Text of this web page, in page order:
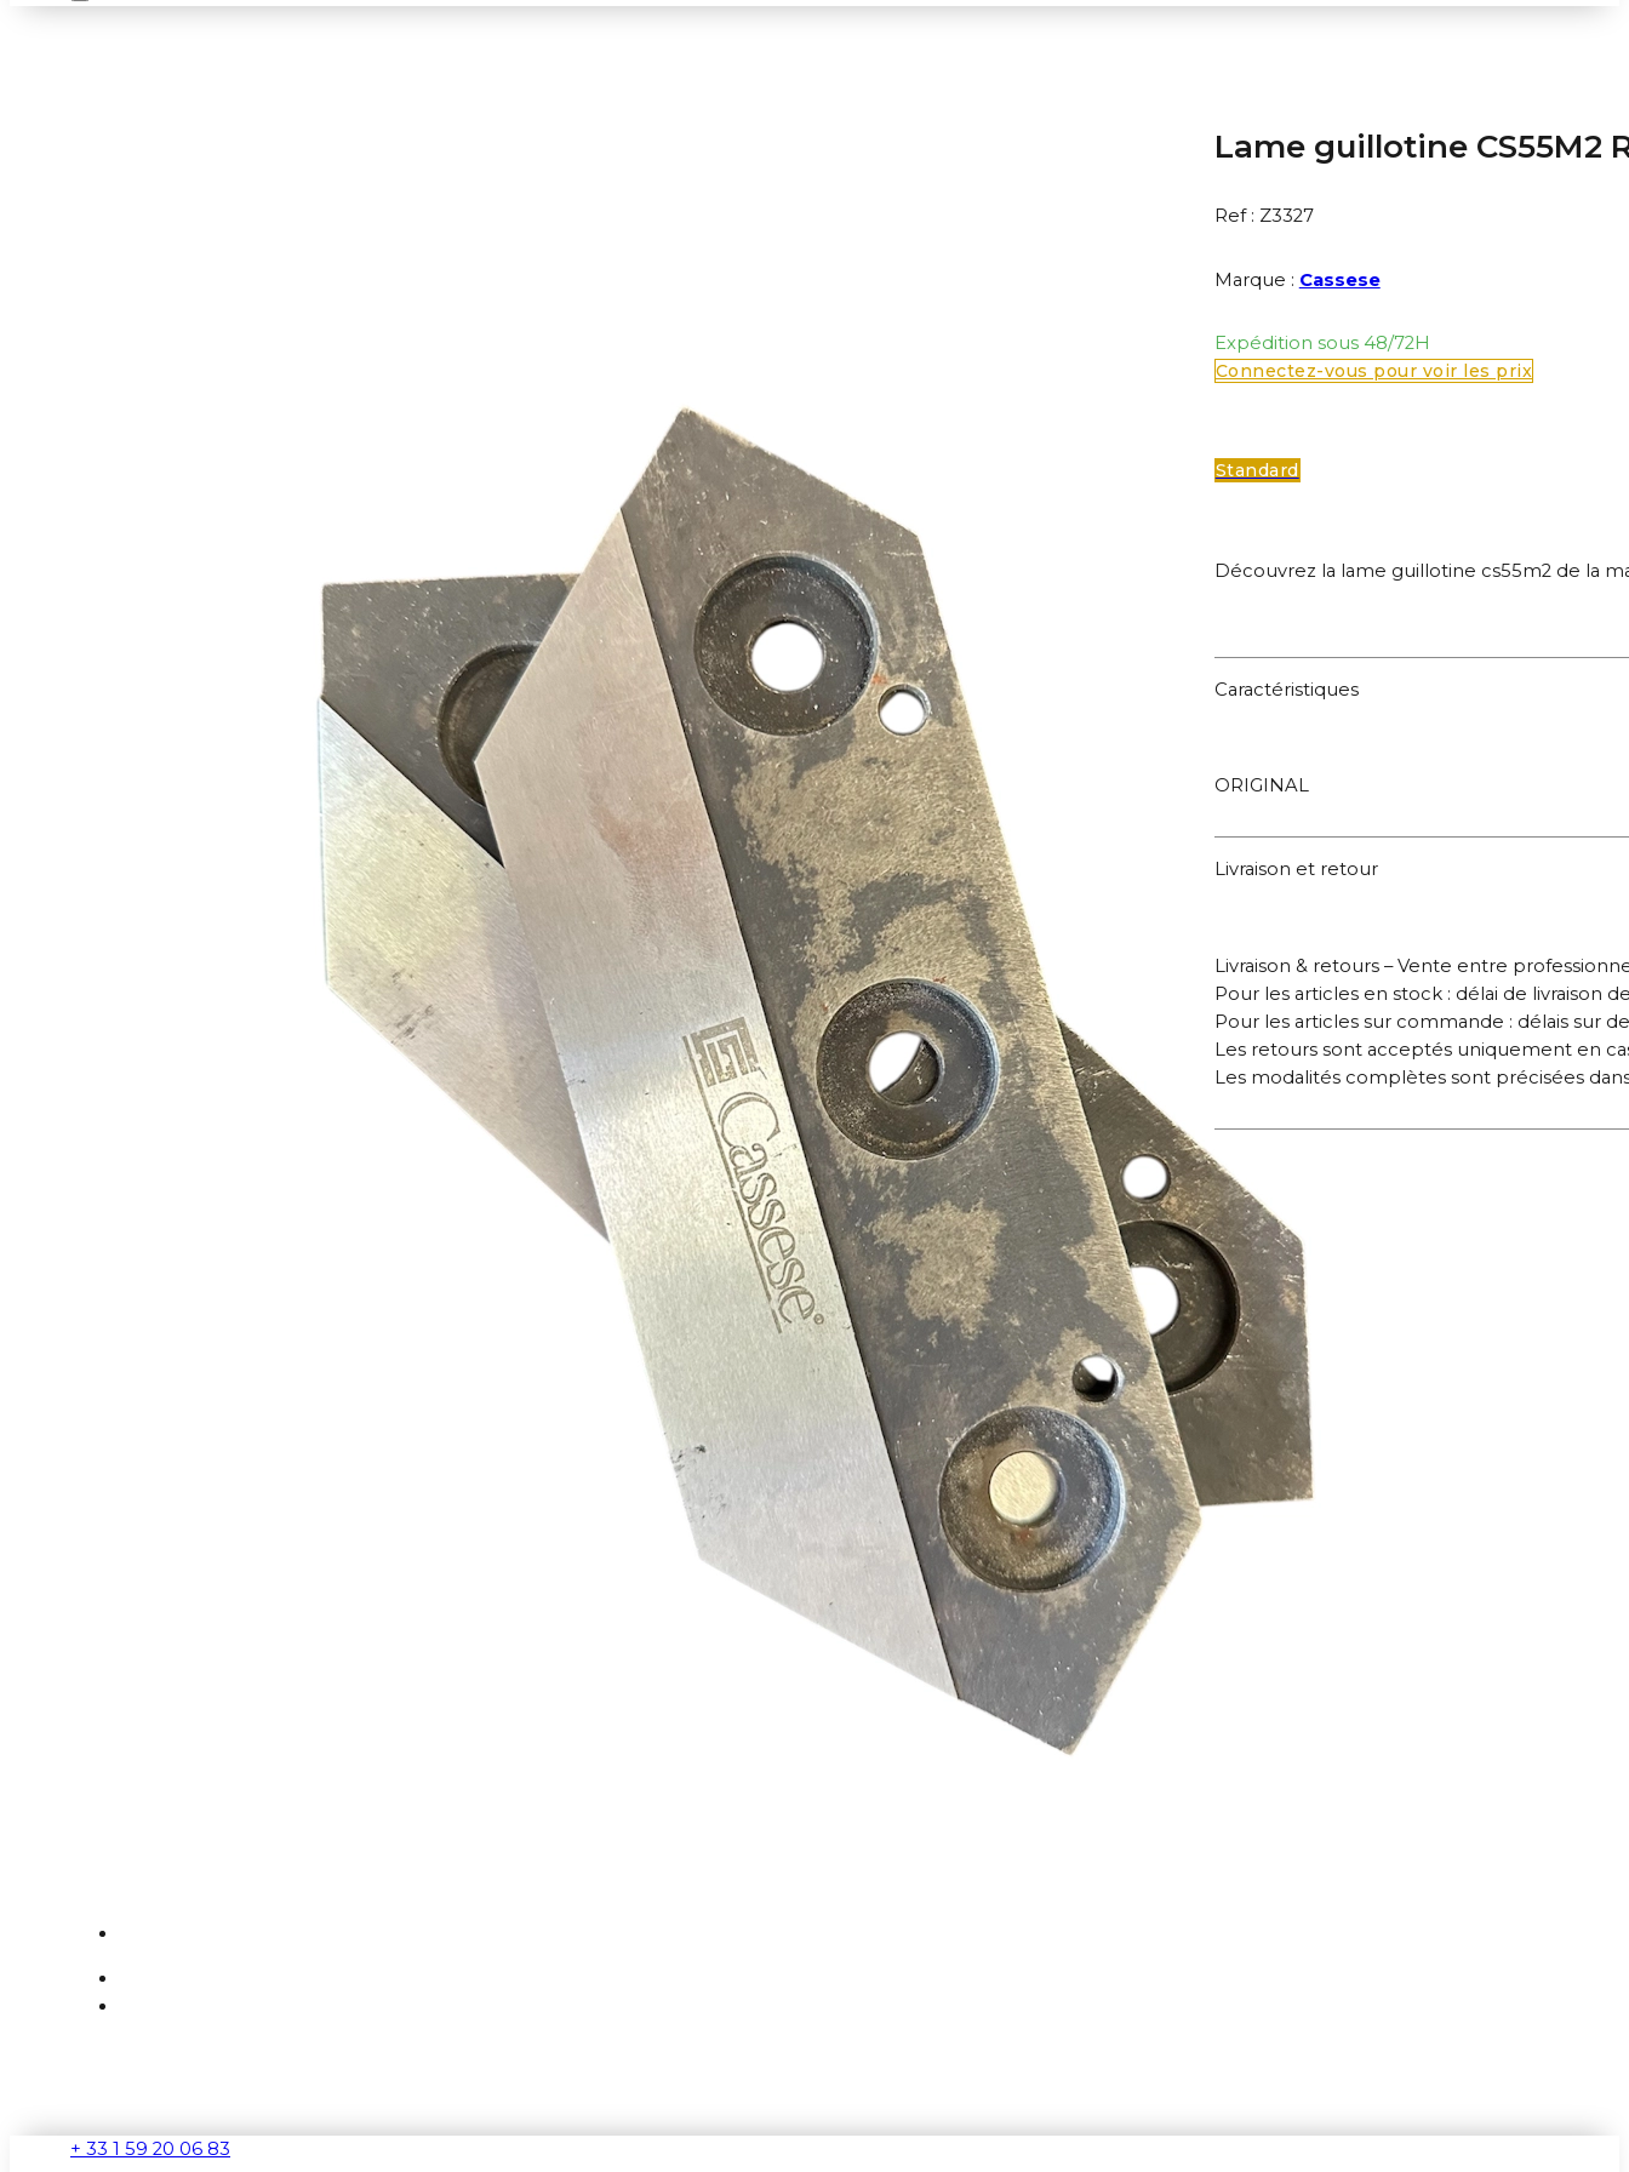
Lame guillotine CS55M2
Ref : Z3327
Marque : Cassese
Expédition sous 48/72H
Connectez-vous pour voir les prix
Standard
Découvrez la lame guillotine cs55m2 de la
Caractéristiques
ORIGINAL
Livraison et retour
Livraison & retours – Vente entre
Pour les articles en stock : délai de livraison
Pour les articles sur commande : délais sur
Les retours sont acceptés uniquement en
Les modalités complètes sont précisées dans
+ 33 1 59 20 06 83